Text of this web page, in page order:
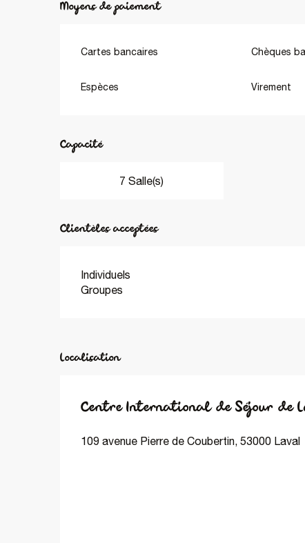
Moyens de paiement
Cartes bancaires Chèques
Espèces Virement
Capacité
7 Salle(s)
Clientèles acceptées
Individuels
Groupes
Localisation
Centre International de Séjour de
109 avenue Pierre de Coubertin, 53000 Laval